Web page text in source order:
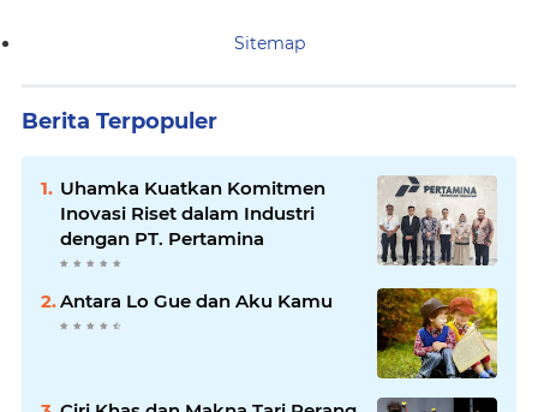
Sitemap
Berita Terpopuler
Uhamka Kuatkan Komitmen
Inovasi Riset dalam Industri
dengan PT. Pertamina
Antara Lo Gue dan Aku Kamu